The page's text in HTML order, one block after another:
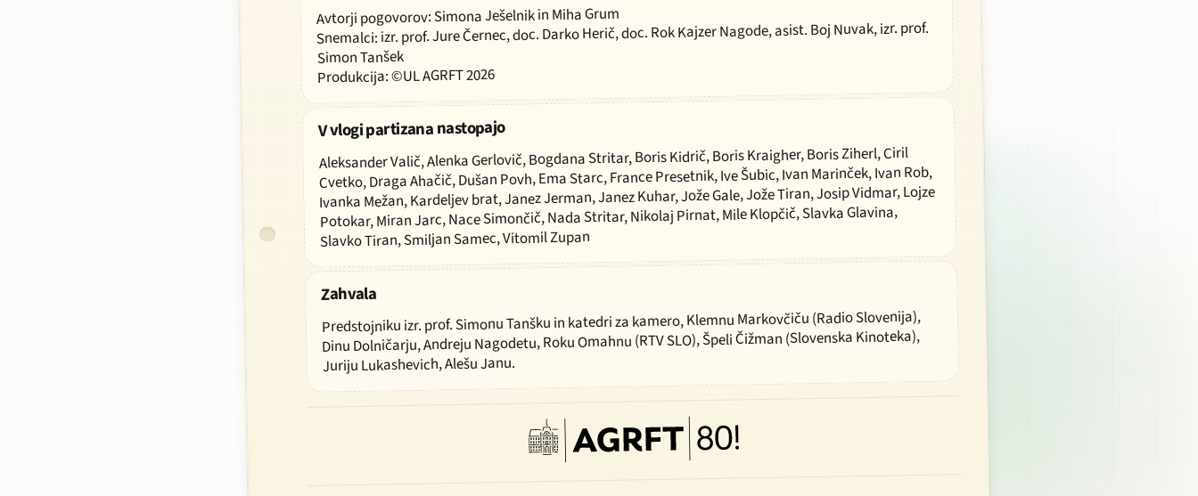
SNEMANJE
IN
MONTAŽA
VIDEO
VSEBIN
Avtorji pogovorov: Simona Ješelnik in Miha Grum
Snemalci: izr. prof. Jure Černec, doc. Darko Herič, doc. Rok Kajzer Nagode, asist. Boj Nuvak, izr. prof.
Simon Tanšek
Produkcija: ©UL AGRFT 2026
V vlogi partizana nastopajo
V
VLOGI
PARTIZANA
NASTOPAJO
Aleksander Valič, Alenka Gerlovič, Bogdana Stritar, Boris Kidrič, Boris Kraigher, Boris Ziherl, Ciril
Cvetko, Draga Ahačič, Dušan Povh, Ema Starc, France Presetnik, Ive Šubic, Ivan Marinček, Ivan Rob,
Ivanka Mežan, Kardeljev brat, Janez Jerman, Janez Kuhar, Jože Gale, Jože Tiran, Josip Vidmar, Lojze
Potokar, Miran Jarc, Nace Simončič, Nada Stritar, Nikolaj Pirnat, Mile Klopčič, Slavka Glavina,
Slavko Tiran, Smiljan Samec, Vitomil Zupan
Zahvala
ZAHVALA
Predstojniku izr. prof. Simonu Tanšku in katedri za kamero, Klemnu Markovčiču (Radio Slovenija),
Dinu Dolničarju, Andreju Nagodetu, Roku Omahnu (RTV SLO), Špeli Čižman (Slovenska Kinoteka),
Juriju Lukashevich, Alešu Janu.